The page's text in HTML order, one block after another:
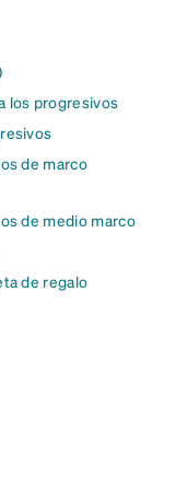
los progresivos
de marco
de medio marco
de regalo